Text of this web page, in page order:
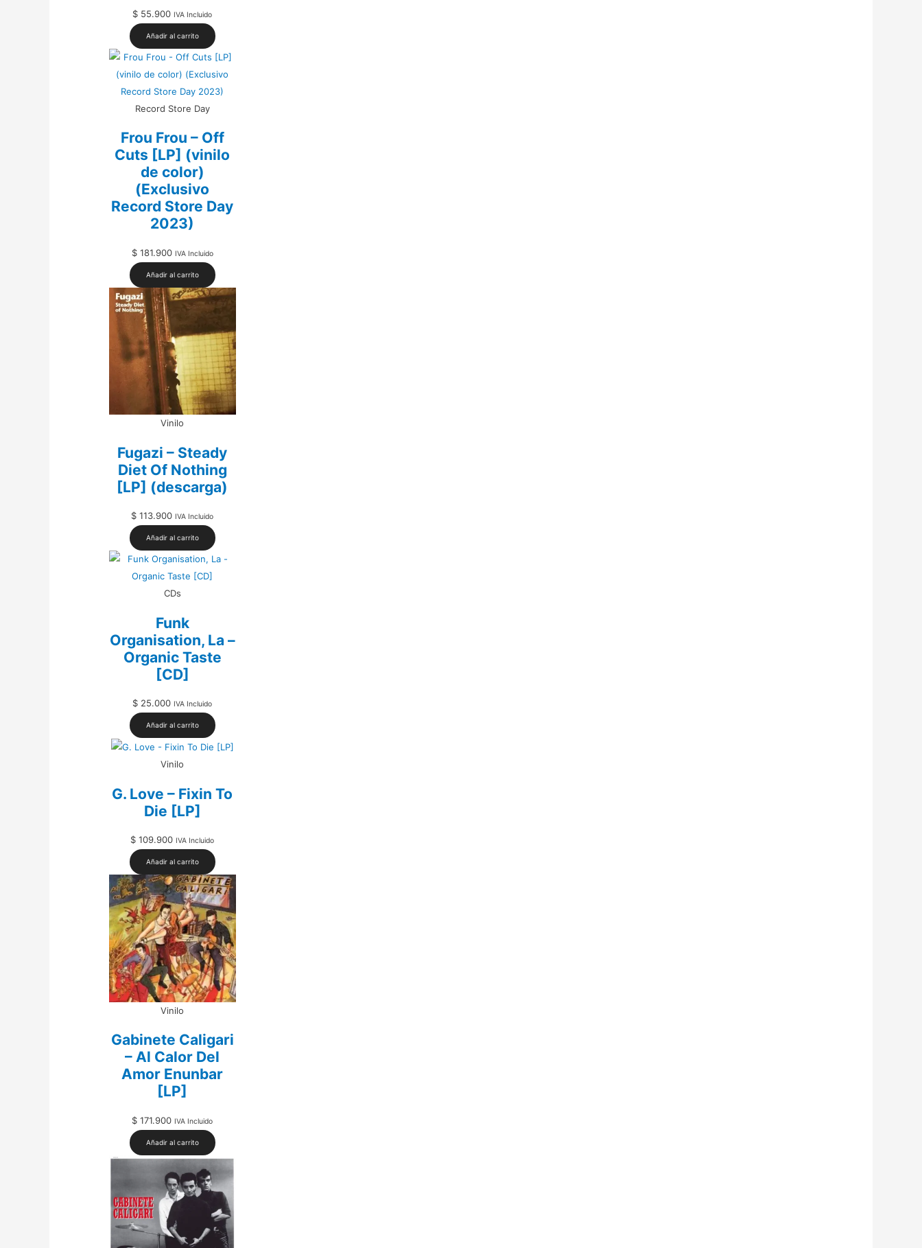
$ 55.900 IVA Incluido
Añadir al carrito
Record Store Day
Frou Frou – Off
Cuts [LP] (vinilo
de color)
(Exclusivo
Record Store Day
2023)
$181.900 IVA Incluido
Añadir al carrito
Vinilo
Fugazi – Steady
Diet Of Nothing
[LP] (descarga)
$ 113.900 IVA Incluido
Añadir al carrito
CDs
Funk
Organisation, La –
Organic Taste
[CD]
$ 25.000 IVA Incluido
Añadir al carrito
Vinilo
G. Love – Fixin To
Die [LP]
$ 109.900 IVA Incluido
Añadir al carrito
Vinilo
Gabinete Caligari
– Al Calor Del
Amor Enunbar
[LP]
$ 171.900 IVA Incluido
Añadir al carrito